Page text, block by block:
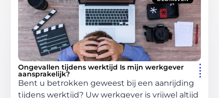
Ongevallen tijdens werktijd Is mijn werkgever
aansprakelijk?
Bent u betrokken geweest bij een aanrijding
tijdens werktijd? Uw werkgever is vrijwel altijd